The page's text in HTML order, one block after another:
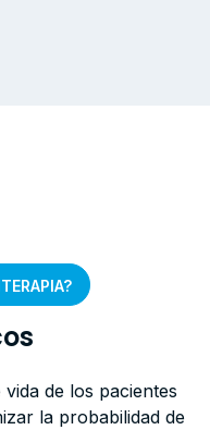
de los pacientes
la probabilidad de